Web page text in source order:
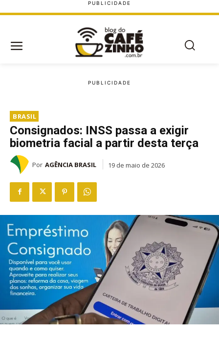
BRASIL
Consignados: INSS passa a exigir
biometria facial a partir desta terça
Por AGÊNCIA BRASIL 19 de maio de 2026